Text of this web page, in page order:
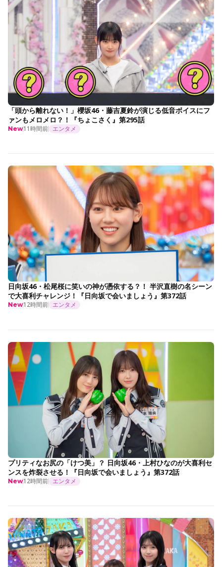
「頭から離れない！」櫻坂46・藤吉夏鈴が演じる低音ボイスにフ
ァンもメロメロ？！『ちょこさく』第295話
New11時間前 エンタメ
日向坂46・松尾桜に笑いの神が憑依する？！ 半沢直樹の名シーン
で大喜利チャレンジ！『日向坂で会いましょう』第372話
New12時間前 エンタメ
プリティなお尻の「けつ美」？ 日向坂46・上村ひなのが大喜利セ
ンスを炸裂させる！『日向坂で会いましょう』第372話
New12時間前 エンタメ